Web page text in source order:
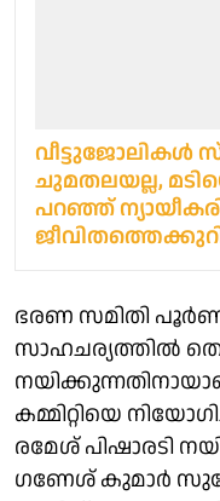
വീട്ടുജോലികള്‍
ചുമതലയല്ല,
പറഞ്ഞ്
ഭരണ സമിതി
സാഹചര്യത്തില്‍
കമ്മിറ്റിയെ
രമേശ് പിഷാരടി
ഗണേശ് കുമാര്‍